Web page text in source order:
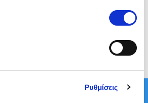
Ρυθμίσεις
το κόστος λειτουργίας του
14 Παρόχους Ρεύματος